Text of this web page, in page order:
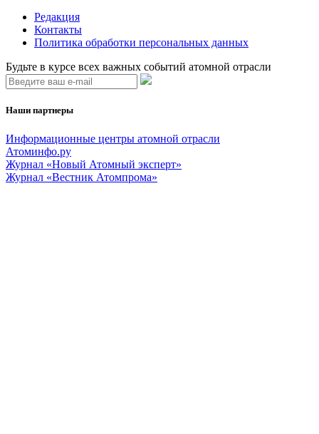
Редакция
Контакты
Политика обработки персональных данных
Будьте в курсе всех важных событий атомной отрасли
Наши партнеры
Информационные центры атомной отрасли
Атоминфо.ру
Журнал «Новый Атомный эксперт»
Журнал «Вестник Атомпрома»